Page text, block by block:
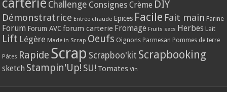
carterie Challenge Consignes Crème DIY
Démonstratrice Entrée chaude Epices Facile Fait main Farine
Forum Forum AVC forum carterie Fromage Fruits secs Herbes Lait
Lift Légère Made in Scrap Oeufs Oignons Parmesan Pommes de terre
Pâtes Rapide Scrap Scrapboo'kit Scrapbooking
sketch Stampin'Up! SU! Tomates Vin